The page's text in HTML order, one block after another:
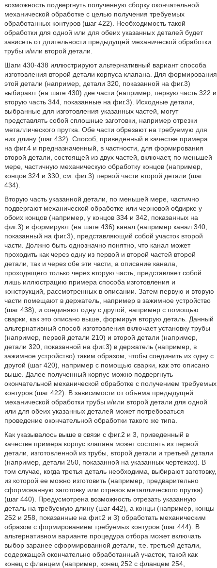
возможность подвергнуть полученную сборку окончательной
механической обработке с целью получения требуемых
обработанных контуров (шаг 422). Необходимость такой
обработки для одной или для обеих указанных деталей будет
зависеть от длительности предыдущей механической обработки
трубы и/или второй детали.
Шаги 430-438 иллюстрируют альтернативный вариант способа
изготовления второй детали корпуса клапана. Для формирования
этой детали (например, детали 320, показанной на фиг.3)
выбирают (на шаге 430) две части (например, первую часть 322 и
вторую часть 344, показанные на фиг.3). Исходные детали,
выбранные для изготовления указанных частей, могут
представлять собой сплошные заготовки, например отрезки
металлического прутка. Обе части обрезают на требуемую для
них длину (шаг 432). Способ, приведенный в качестве примера
на фиг.4 и предназначенный, в частности, для формирования
второй детали, состоящей из двух частей, включает, по меньшей
мере, частичную механическую обработку концов (например,
концов 324 и 330, см. фиг.3) первой части второй детали (шаг
434).
Вторую часть указанной детали, по меньшей мере, частично
подвергают механической обработке или черновой обдирке у
обоих концов (например, у концов 334 и 342, показанных на
фиг.3) и формируют (на шаге 436) канал (например канал 340,
показанный на фиг.3), представляющий собой участок второй
части. Должно быть однозначно понятно, что канал может
проходить как через одну из первой и второй частей второй
детали, так и через обе эти части, а описание канала,
проходящего только через вторую часть, представляет собой
лишь иллюстрацию примера способа изготовления и
конструкций, рассмотренных в описании. Затем первую и вторую
части помещают в держатель, например в зажимное устройство
(шаг 438), и соединяют одну с другой, например с помощью
сварки, как это описано выше, формируя вторую деталь. Данный
альтернативный способ изготовления включает установку трубы
(например, первой детали 210) и второй детали (например,
детали 320, показанной на фиг.3) в держатель (например, в
зажимное устройство) таким образом, чтобы соединить их одну с
другой (шаг 420), например с помощью сварки, как это описано
выше. Далее полученный корпус можно подвергнуть
окончательной механической обработке с получением требуемых
контуров (шаг 422). В зависимости от объема предыдущей
механической обработки трубы и/или второй детали для одной
или для обеих указанных деталей может потребоваться
проведение окончательной обработки такого же типа.
Как указывалось выше в связи с фиг.2 и 3, приведенный в
качестве примера корпус клапана может состоять из первой
детали, изготовленной из трубы, второй детали и третьей детали
(например, детали 250, показанной на указанных чертежах). В
том случае, когда третья деталь необходима, выбирают заготовку,
из которой ее можно изготовить (например, предварительно
сформованную заготовку или отрезок металлического прутка)
(шаг 440). Предусмотрена возможность отрезать указанную
деталь на требуемую длину (шаг 442), а концы (например, концы
252 и 258, показанные на фиг.2 и 3) обработать механическим
образом с формированием требуемых контуров (шаг 444). В
альтернативном варианте процедура отбора может включать
выбор заранее сформированной детали, т.е. третьей детали,
содержащей окончательно обработанный участок, такой как
конец с фланцем (например, конец 252 с фланцем 254,